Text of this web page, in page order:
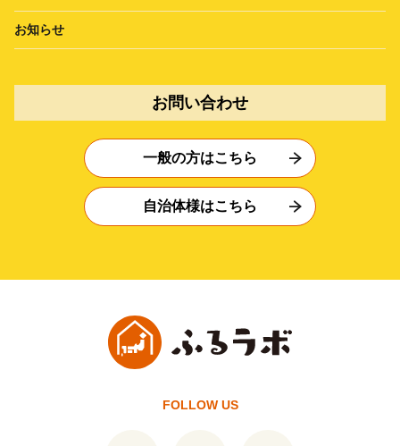
お知らせ
お問い合わせ
一般の方はこちら
自治体様はこちら
FOLLOW US